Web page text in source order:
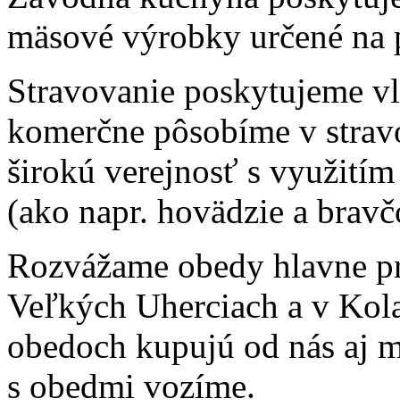
mäsové výrobky určené
Stravovanie poskytujeme
komerčne pôsobíme v
širokú verejnosť s
(ako napr. hovädzie a
Rozvážame obedy hlavne
Veľkých Uherciach a v
obedoch kupujú od nás aj
s obedmi vozíme.